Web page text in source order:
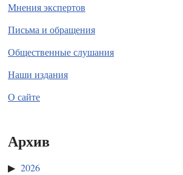
Мнения экспертов
Письма и обращения
Общественные слушания
Наши издания
О сайте
Архив
2026